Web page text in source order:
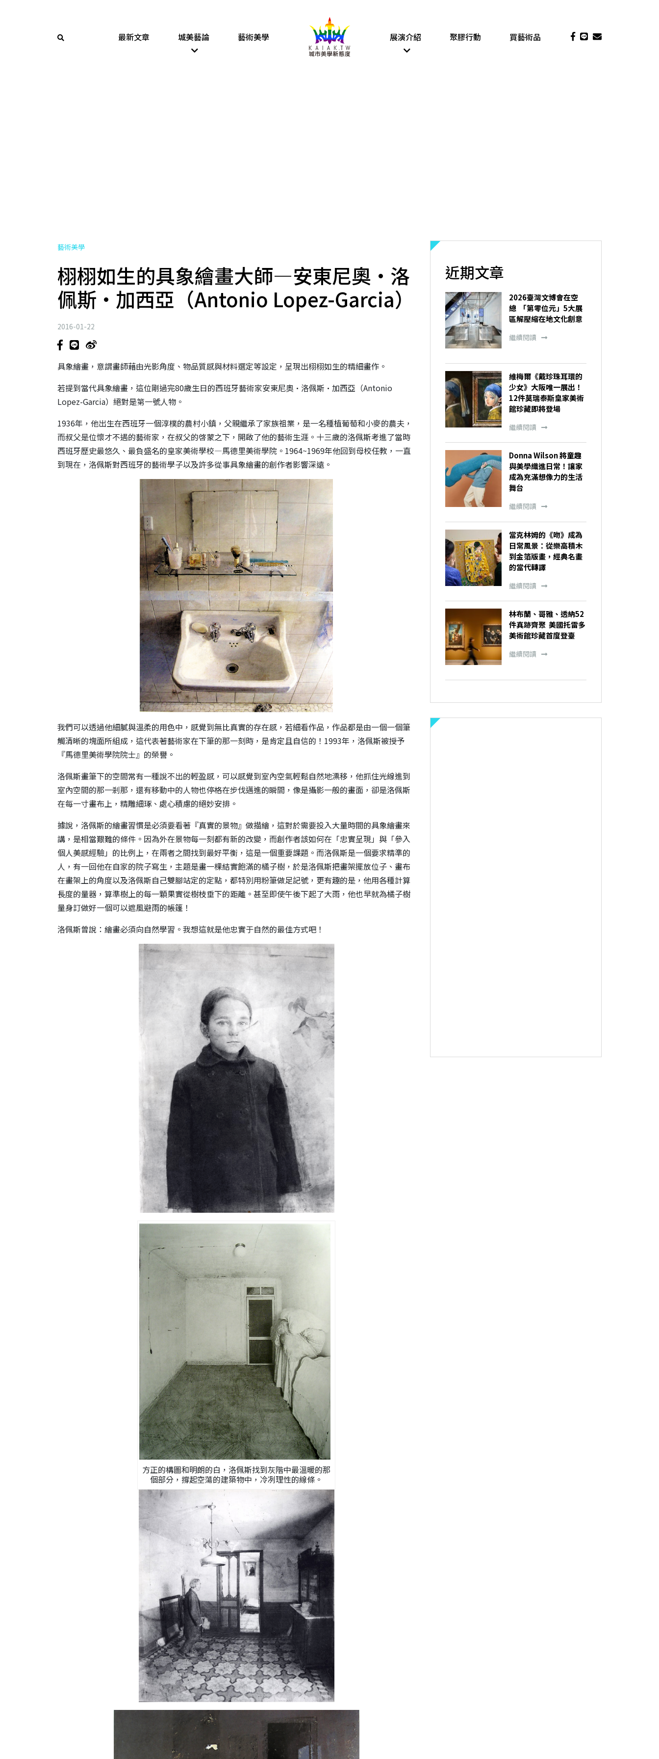
最新文章 城美藝論 藝術美學 展演介紹 聚膠行動 買藝術品
藝術美學
栩栩如生的具象繪畫大師—安東尼奧·洛
佩斯·加西亞（Antonio Lopez-Garcia）
2016-01-22
具象繪畫，意謂畫師藉由光影角度、物品質感與材料選定等設定，呈現出栩栩如生的精細畫作。
若提到當代具象繪畫，這位剛過完80歲生日的西班牙藝術家安東尼奧·洛佩斯·加西亞（Antonio
Lopez-Garcia）絕對是第一號人物。
1936年，他出生在西班牙一個淳樸的農村小鎮，父親繼承了家族祖業，是一名種植葡萄和小麥的農夫，
而叔父是位懷才不遇的藝術家，在叔父的啓蒙之下，開啟了他的藝術生涯。十三歲的洛佩斯考進了當時
西班牙歷史最悠久、最負盛名的皇家美術學校—馬德里美術學院。1964~1969年他回到母校任教，一直
到現在，洛佩斯對西班牙的藝術學子以及許多從事具象繪畫的創作者影響深遠。
我們可以透過他細膩與溫柔的用色中，感覺到無比真實的存在感，若細看作品，作品都是由一個一個筆
觸清晰的塊面所組成，這代表著藝術家在下筆的那一刻時，是肯定且自信的！1993年，洛佩斯被授予
『馬德里美術學院院士』的榮譽。
洛佩斯畫筆下的空間常有一種說不出的輕盈感，可以感覺到室內空氣輕鬆自然地漂移，他抓住光線進到
室內空間的那一剎那，還有移動中的人物也停格在步伐邁進的瞬間，像是攝影一般的畫面，卻是洛佩斯
在每一寸畫布上，精雕細琢、處心積慮的絕妙安排。
據說，洛佩斯的繪畫習慣是必須要看著『真實的景物』做描繪，這對於需要投入大量時間的具象繪畫來
講，是相當艱難的條件。因為外在景物每一刻都有新的改變，而創作者該如何在「忠實呈現」與「參入
個人美感經驗」的比例上，在兩者之間找到最好平衡，這是一個重要課題。而洛佩斯是一個要求精準的
人，有一回他在自家的院子寫生，主題是畫一棵結實飽滿的橘子樹，於是洛佩斯把畫架擺放位子、畫布
在畫架上的角度以及洛佩斯自己雙腳站定的定點，都特別用粉筆做足記號，更有趣的是，他用各種計算
長度的量器，算準樹上的每一顆果實從樹枝垂下的距離。甚至即使午後下起了大雨，他也早就為橘子樹
量身訂做好一個可以遮風避雨的帳篷！
洛佩斯曾說：繪畫必須向自然學習。我想這就是他忠實于自然的最佳方式吧！
方正的構圖和明朗的白，洛佩斯找到灰階中最溫暖的那
個部分，撐起空蕩的建築物中，冷冽理性的線條。
近期文章
2026臺灣文博會在空
總 「第零位元」5大展
區解壓縮在地文化創意
繼續閱讀
維梅爾《戴珍珠耳環的
少女》大阪唯一展出！
12件莫瑞泰斯皇家美術
館珍藏即將登場
繼續閱讀
Donna Wilson 將童趣
與美學織進日常！讓家
成為充滿想像力的生活
舞台
繼續閱讀
當克林姆的《吻》成為
日常風景：從樂高積木
到金箔版畫，經典名畫
的當代轉譯
繼續閱讀
林布蘭、哥雅、透納52
件真跡齊聚 美國托雷多
美術館珍藏首度登臺
繼續閱讀